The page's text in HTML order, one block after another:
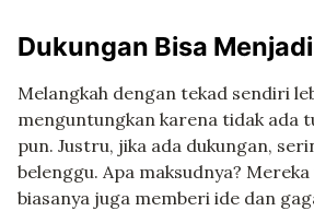
Dukungan Bisa
Melangkah dengan tekad sendiri
menguntungkan karena tidak ada
pun. Justru, jika ada dukungan,
belenggu. Apa maksudnya?
biasanya juga memberi ide dan